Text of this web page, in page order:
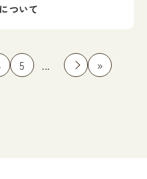
ついて
5 ... » »